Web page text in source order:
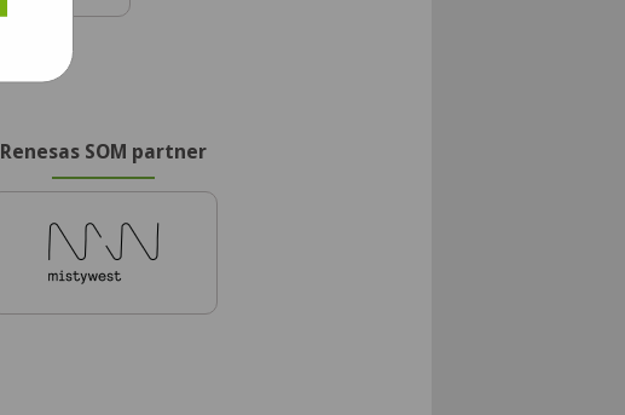
Renesas SOM partner